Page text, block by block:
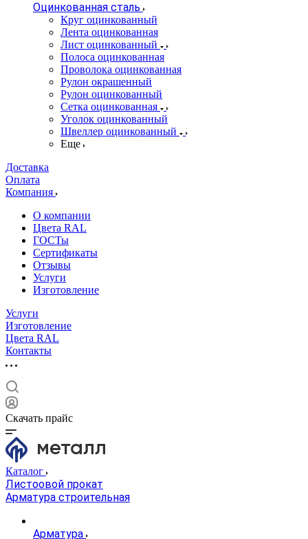
Оцинкованная сталь
Круг оцинкованный
Лента оцинкованная
Лист оцинкованный
Полоса оцинкованная
Проволока оцинкованная
Рулон окрашенный
Рулон оцинкованный
Сетка оцинкованная
Уголок оцинкованный
Швеллер оцинкованный
Еще
Доставка
Оплата
Компания
О компании
Цвета RAL
ГОСТы
Сертификаты
Отзывы
Услуги
Изготовление
Услуги
Изготовление
Цвета RAL
Контакты
Скачать прайс
Каталог
Листоовой прокат
Арматура строительная
Арматура